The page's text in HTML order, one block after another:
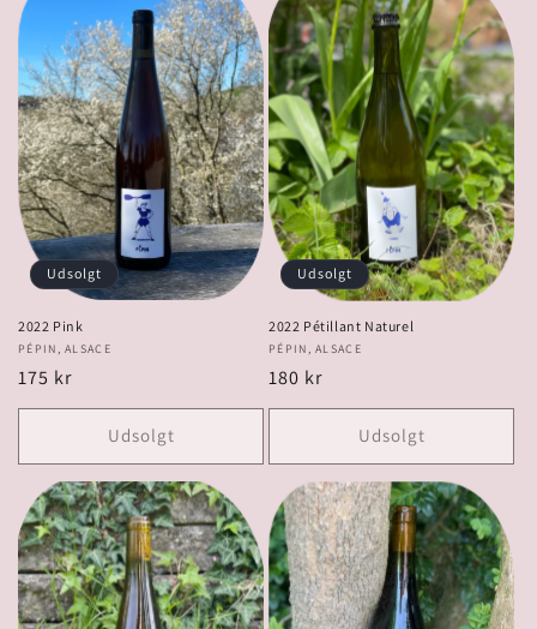
Udsolgt
2022 Pink
Forhandler:
PÉPIN, ALSACE
Normalpris
175 kr
Udsolgt
Udsolgt
2022 Pétillant Naturel
Forhandler:
PÉPIN, ALSACE
Normalpris
180 kr
Udsolgt